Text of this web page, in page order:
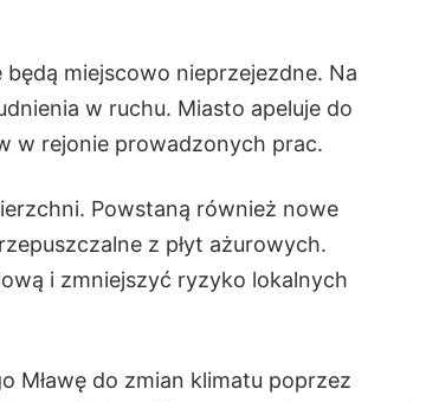
miejscowo nieprzejezdne. Na
w ruchu. Miasto apeluje do
w rejonie prowadzonych prac.
Powstaną również nowe
z płyt ażurowych.
i zmniejszyć ryzyko lokalnych
Mławę do zmian klimatu poprzez